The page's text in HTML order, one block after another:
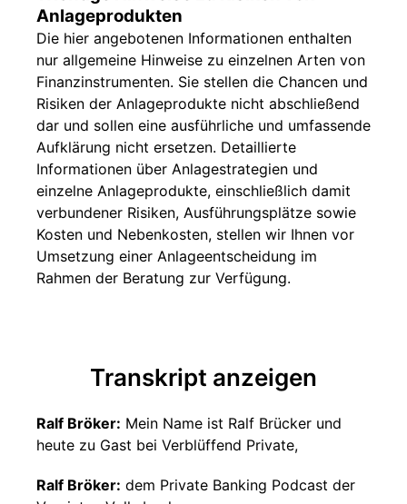
Anlageprodukten
Die hier angebotenen Informationen enthalten
nur allgemeine Hinweise zu einzelnen Arten von
Finanzinstrumenten. Sie stellen die Chancen und
Risiken der Anlageprodukte nicht abschließend
dar und sollen eine ausführliche und umfassende
Aufklärung nicht ersetzen. Detaillierte
Informationen über Anlagestrategien und
einzelne Anlageprodukte, einschließlich damit
verbundener Risiken, Ausführungsplätze sowie
Kosten und Nebenkosten, stellen wir Ihnen vor
Umsetzung einer Anlageentscheidung im
Rahmen der Beratung zur Verfügung.
Transkript anzeigen
Ralf Bröker: Mein Name ist Ralf Brücker und
heute zu Gast bei Verblüffend Private,
Ralf Bröker: dem Private Banking Podcast der